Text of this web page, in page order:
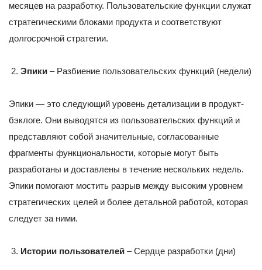
месяцев на разработку. Пользовательские функции служат
стратегическими блоками продукта и соответствуют
долгосрочной стратегии.
Эпики – Разбиение пользовательских функций (недели)
Эпики — это следующий уровень детализации в продукт-
бэклоге. Они выводятся из пользовательских функций и
представляют собой значительные, согласованные
фрагменты функциональности, которые могут быть
разработаны и доставлены в течение нескольких недель.
Эпики помогают мостить разрыв между высоким уровнем
стратегических целей и более детальной работой, которая
следует за ними.
Истории пользователей – Сердце разработки (дни)